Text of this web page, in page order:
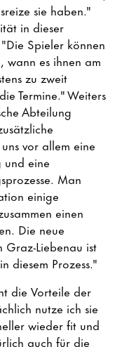
sie haben."
in dieser
Spieler können
wann es ihnen am
zu zweit
Termine." Weiters
Abteilung
vor allem eine
und eine
Man
einige
einen
Die neue
Graz-Liebenau ist
diesem Prozess."
die Vorteile der
nutze ich sie
wieder fit und
auch für die